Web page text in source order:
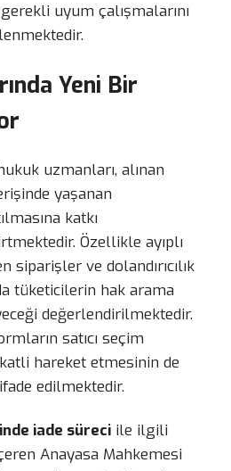
uyum çalışmalarını
Yeni Bir
uzmanları, alınan
yaşanan
katkı
Özellikle ayıplı
siparişler ve dolandırıcılık
tüketicilerin hak arama
değerlendirilmektedir.
satıcı seçim
hareket etmesinin de
edilmektedir.
iade süreci ile ilgili
Anayasa Mahkemesi